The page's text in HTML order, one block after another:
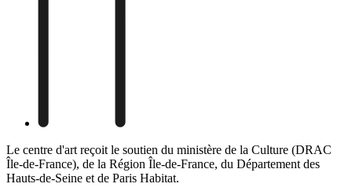
Le centre d'art reçoit le soutien du ministère de la Culture (DRAC
Île-de-France), de la Région Île-de-France, du Département des
Hauts-de-Seine et de Paris Habitat.